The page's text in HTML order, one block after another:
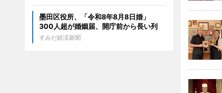
墨田区役所、「令和8年8月8日婚」
300人超が婚姻届、開庁前から長い列
すみだ経済新聞